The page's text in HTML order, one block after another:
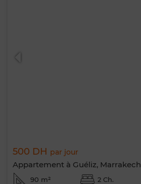
500 DH par jour
Appartement à Guéliz, Marrakech
90 m² 2 Ch.